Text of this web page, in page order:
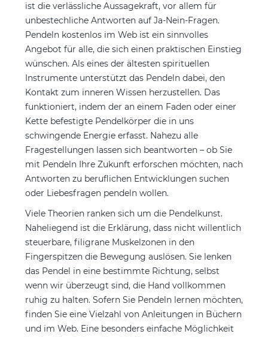
ist die verlässliche Aussagekraft, vor allem für
unbestechliche Antworten auf Ja-Nein-Fragen.
Pendeln kostenlos im Web ist ein sinnvolles
Angebot für alle, die sich einen praktischen Einstieg
wünschen. Als eines der ältesten spirituellen
Instrumente unterstützt das Pendeln dabei, den
Kontakt zum inneren Wissen herzustellen. Das
funktioniert, indem der an einem Faden oder einer
Kette befestigte Pendelkörper die in uns
schwingende Energie erfasst. Nahezu alle
Fragestellungen lassen sich beantworten – ob Sie
mit Pendeln Ihre Zukunft erforschen möchten, nach
Antworten zu beruflichen Entwicklungen suchen
oder Liebesfragen pendeln wollen.
Viele Theorien ranken sich um die Pendelkunst.
Naheliegend ist die Erklärung, dass nicht willentlich
steuerbare, filigrane Muskelzonen in den
Fingerspitzen die Bewegung auslösen. Sie lenken
das Pendel in eine bestimmte Richtung, selbst
wenn wir überzeugt sind, die Hand vollkommen
ruhig zu halten. Sofern Sie Pendeln lernen möchten,
finden Sie eine Vielzahl von Anleitungen in Büchern
und im Web. Eine besonders einfache Möglichkeit